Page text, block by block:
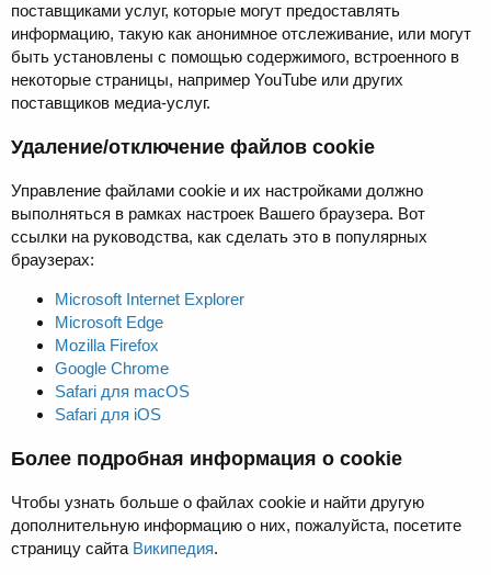
поставщиками услуг, которые могут предоставлять
информацию, такую как анонимное отслеживание, или могут
быть установлены с помощью содержимого, встроенного в
некоторые страницы, например YouTube или других
поставщиков медиа-услуг.
Удаление/отключение файлов cookie
Управление файлами cookie и их настройками должно
выполняться в рамках настроек Вашего браузера. Вот
ссылки на руководства, как сделать это в популярных
браузерах:
Microsoft Internet Explorer
Microsoft Edge
Mozilla Firefox
Google Chrome
Safari для macOS
Safari для iOS
Более подробная информация о cookie
Чтобы узнать больше о файлах cookie и найти другую
дополнительную информацию о них, пожалуйста, посетите
страницу сайта Википедия.